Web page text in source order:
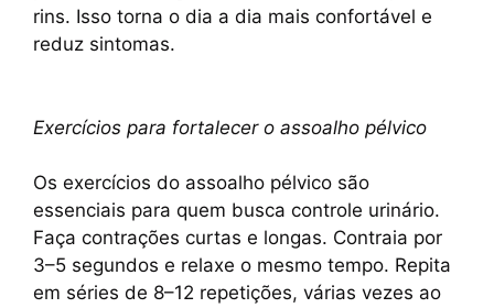
rins. Isso torna o dia a dia mais confortável e
reduz sintomas.
Exercícios para fortalecer o assoalho pélvico
Os exercícios do assoalho pélvico são
essenciais para quem busca controle urinário.
Faça contrações curtas e longas. Contraia por
3–5 segundos e relaxe o mesmo tempo. Repita
em séries de 8–12 repetições, várias vezes ao